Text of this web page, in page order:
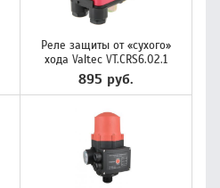
Реле защиты от «сухого»
хода Valtec VT.CRS6.02.1
895 руб.